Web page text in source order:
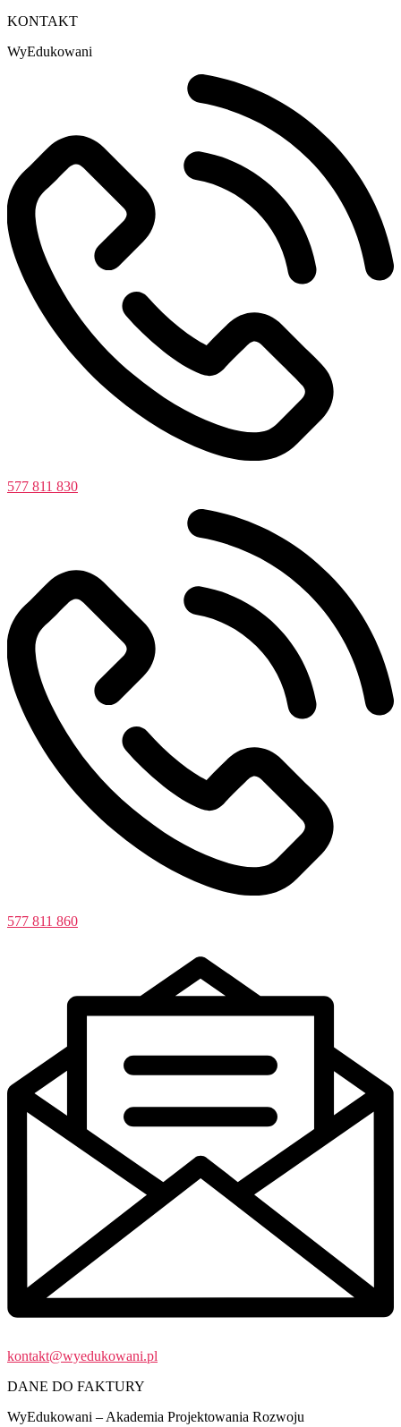
KONTAKT
WyEdukowani
577 811 830
577 811 860
kontakt@wyedukowani.pl
DANE DO FAKTURY
WyEdukowani – Akademia Projektowania Rozwoju